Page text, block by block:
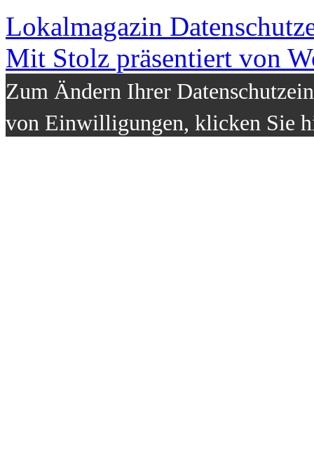
Lokalmagazin
Mit Stolz präsentiert von
Zum Ändern Ihrer
von Einwilligungen, klicken Sie